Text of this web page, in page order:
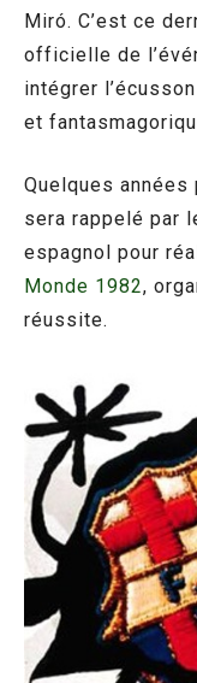
Miró. C’est ce
officielle de
intégrer
et
Quelques
sera rappelé par
espagnol pour
Monde 1982,
réussite.